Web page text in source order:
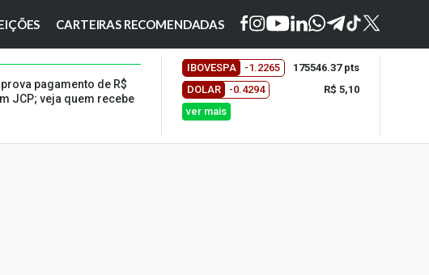
CARTEIRAS RECOMENDADAS
pagamento de R$
JCP; veja quem recebe
IBOVESPA -1.2265
175546.37 pts
DOLAR
-0.4294
R$ 5,10
ver mais